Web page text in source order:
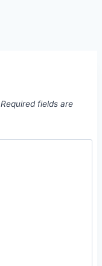
Required fields are